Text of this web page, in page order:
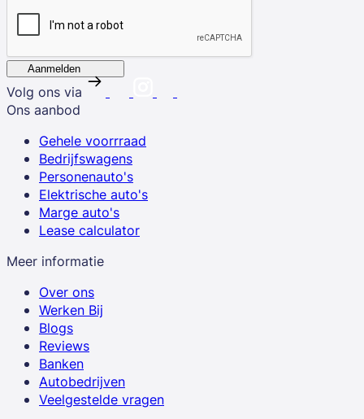
Aanmelden
Volg ons via
Ons aanbod
Gehele voorrraad
Bedrijfswagens
Personenauto's
Elektrische auto's
Marge auto's
Lease calculator
Meer informatie
Over ons
Werken Bij
Blogs
Reviews
Banken
Autobedrijven
Veelgestelde vragen